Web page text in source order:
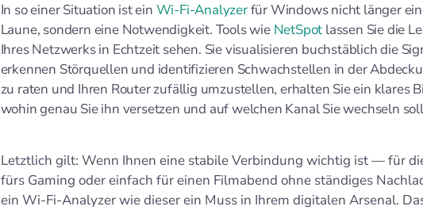
In so einer Situation ist ein Wi‑Fi‑Analyzerfür Windows nicht länger
Laune, sondern eine Notwendigkeit. Tools wie NetSpot lassen Sie die
Ihres Netzwerks in Echtzeit sehen. Sie visualisieren buchstäblich die
erkennen Störquellen und identifizieren Schwachstellen in der
zu raten und Ihren Router zufällig umzustellen, erhalten Sie ein klares
wohin genau Sie ihn versetzen und auf welchen Kanal Sie wechseln
Letztlich gilt: Wenn Ihnen eine stabile Verbindung wichtig ist — für
fürs Gaming oder einfach für einen Filmabend ohne ständiges
ein Wi‑Fi‑Analyzer wie dieser ein Muss in Ihrem digitalen Arsenal.